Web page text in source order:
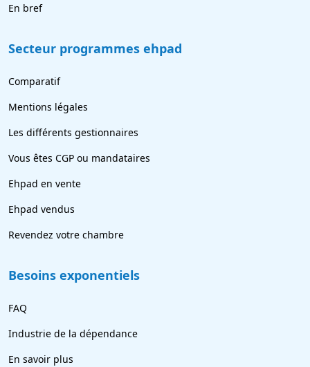
En bref
Secteur programmes ehpad
Comparatif
Mentions légales
Les différents gestionnaires
Vous êtes CGP ou mandataires
Ehpad en vente
Ehpad vendus
Revendez votre chambre
Besoins exponentiels
FAQ
Industrie de la dépendance
En savoir plus